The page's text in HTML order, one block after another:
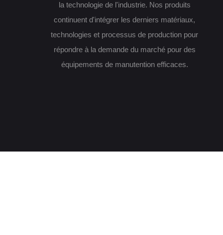
la technologie de l'industrie. Nos produits
continuent d'intégrer les derniers matériaux,
technologies et processus de production pour
répondre à la demande du marché pour des
équipements de manutention efficaces.